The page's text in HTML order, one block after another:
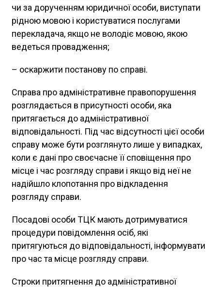
чи за дорученням юридичної особи, виступати
рідною мовою і користуватися послугами
перекладача, якщо не володіє мовою, якою
ведеться провадження;
– оскаржити постанову по справі.
Справа про адміністративне правопорушення
розглядається в присутності особи, яка
притягається до адміністративної
відповідальності. Під час відсутності цієї особи
справу може бути розглянуто лише у випадках,
коли є дані про своєчасне її сповіщення про
місце і час розгляду справи і якщо від неї не
надійшло клопотання про відкладення
розгляду справи.
Посадові особи ТЦК мають дотримуватися
процедури повідомлення осіб, які
притягуються до відповідальності, інформувати
про час та місце розгляду справи.
Строки притягнення до адміністративної